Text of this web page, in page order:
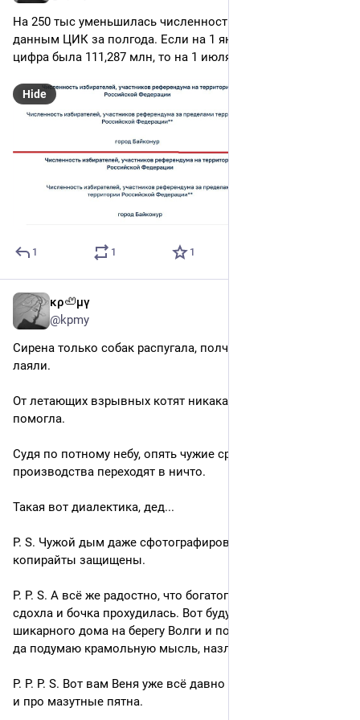
На 250 тыс уменьшилась численность избирателей по
данным ЦИК за полгода. Если на 1 января 2026 года эта
цифра была 111,287 млн, то на 1 июля — 111,037 млн.
Hide
1 1 1
κρ🦥μγ
@kpmy
Сирена только собак распугала, полчаса ещё потом
лаяли.
От летающих взрывных котят никакая сирена не
помогла.
Судя по потному небу, опять чужие средства
производства переходят в ничто.
Такая вот диалектика, дед...
P. S. Чужой дым даже сфотографировать нельзя,
копирайты защищены.
P. P. S. А всё же радостно, что богатого у соседа корова
сдохла и бочка прохудилась. Вот буду проезжать мимо их
шикарного дома на берегу Волги и покажу язык в окно,
да подумаю крамольную мысль, назло городовому.
P. P. P. S. Вот вам Веня уже всё давно спел, про самолётик
и про мазутные пятна.